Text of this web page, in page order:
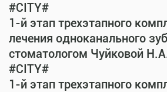
#CITY#
1-й этап трехэтапного
лечения одноканального
стоматологом Чуйковой
#CITY#
1-й этап трехэтапного